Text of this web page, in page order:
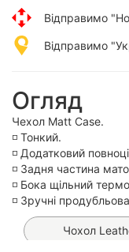
Відправимо
Відправимо
Огляд
Чехол Matt Case.
◽️ Тонкий.
◽️ Додатковий
◽️ Задня частина
◽️ Бока щільний
◽️ Зручні
Чохол